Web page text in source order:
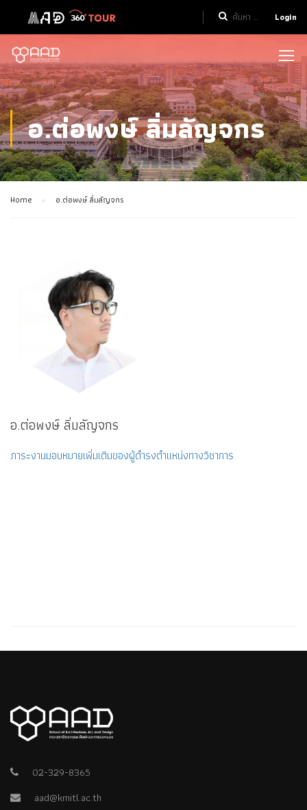
Login
อ.ต่อพงษ์ ลิ่มลัญจกร
Home อ.ต่อพงษ์ ลิ่มลัญจกร
อ.ต่อพงษ์ ลิ่มลัญจกร
ภาระงานมอบหมายเพิ่มเติมของผู้ดำรงตำแหน่งทางวิชาการ
02-329-8365
aad@kmitl.ac.th